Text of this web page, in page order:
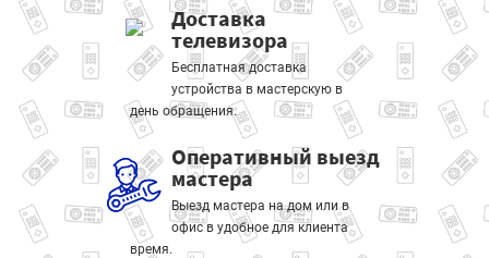
Доставка
телевизора
Бесплатная доставка
устройства в мастерскую в
день обращения.
Оперативный выезд
мастера
Выезд мастера на дом или в
офис в удобное для клиента
время.